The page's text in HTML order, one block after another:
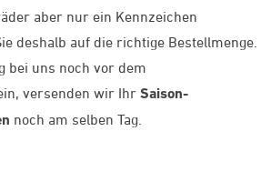
aber nur ein Kennzeichen
deshalb auf die richtige Bestellmenge.
bei uns noch vor dem
versenden wir Ihr Saison-
noch am selben Tag.